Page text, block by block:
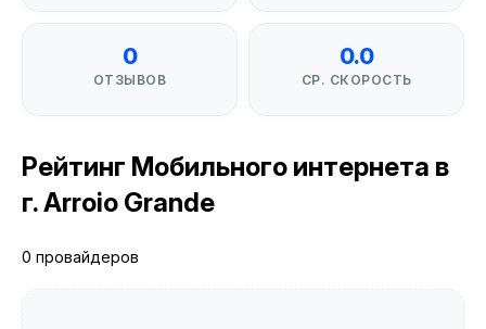
0
ОТЗЫВОВ
0.0
СР. СКОРОСТЬ
Рейтинг Мобильного интернета в
г. Arroio Grande
0 провайдеров